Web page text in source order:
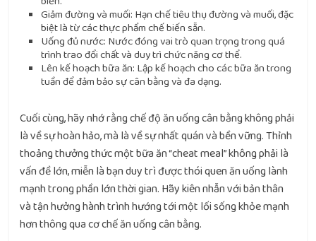
Giảm đường và muối: Hạn chế tiêu thụ đường và muối, đặc
biệt là từ các thực phẩm chế biến sẵn.
Uống đủ nước: Nước đóng vai trò quan trọng trong quá
trình trao đổi chất và duy trì chức năng cơ thể.
Lên kế hoạch bữa ăn: Lập kế hoạch cho các bữa ăn trong
tuần để đảm bảo sự cân bằng và đa dạng.
Cuối cùng, hãy nhớ rằng chế độ ăn uống cân bằng không phải
là về sự hoàn hảo, mà là về sự nhất quán và bền vững. Thỉnh
thoảng thưởng thức một bữa ăn “cheat meal” không phải là
vấn đề lớn, miễn là bạn duy trì được thói quen ăn uống lành
mạnh trong phần lớn thời gian. Hãy kiên nhẫn với bản thân
và tận hưởng hành trình hướng tới một lối sống khỏe mạnh
hơn thông qua cơ chế ăn uống cân bằng.